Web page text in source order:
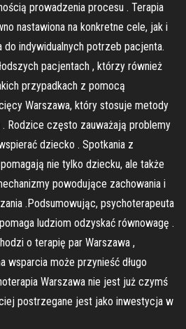
prowadzenia procesu . Terapia
nastawiona na konkretne cele, jak i
do indywidualnych potrzeb pacjenta.
pacjentach , którzy również
przypadkach z pomocą
Warszawa, który stosuje metody
Rodzice często zauważają problemy
dziecko . Spotkania z
nie tylko dziecku, ale także
powodujące zachowania i
.Podsumowując, psychoterapeuta
ludziom odzyskać równowagę .
o terapię par Warszawa ,
wsparcia może przynieść długo
Warszawa nie jest już czymś
postrzegane jest jako inwestycja w